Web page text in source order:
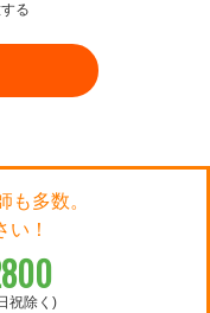
る
も多数。
い！
祝除く)